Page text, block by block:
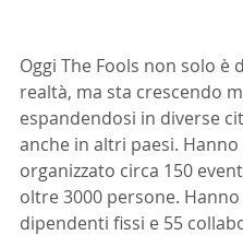
Oggi The Fools non solo è
realtà, ma sta crescendo
espandendosi in diverse
anche in altri paesi. Hanno
organizzato circa 150
oltre 3000 persone. Hanno
dipendenti fissi e 55